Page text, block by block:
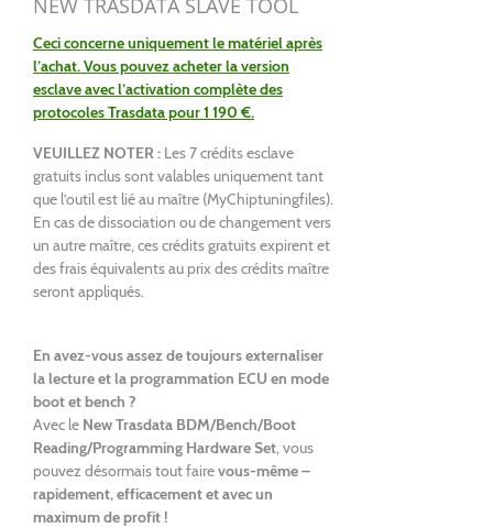
NEW TRASDATA SLAVE TOOL
Ceci concerne uniquement le matériel après
l’achat. Vous pouvez acheter la version
esclave avec l’activation complète des
protocoles Trasdata pour 1 190 €.
VEUILLEZ NOTER : Les 7 crédits esclave
gratuits inclus sont valables uniquement tant
que l’outil est lié au maître (MyChiptuningfiles).
En cas de dissociation ou de changement vers
un autre maître, ces crédits gratuits expirent et
des frais équivalents au prix des crédits maître
seront appliqués.
En avez-vous assez de toujours externaliser
la lecture et la programmation ECU en mode
boot et bench ?
Avec le New Trasdata BDM/Bench/Boot
Reading/Programming Hardware Set, vous
pouvez désormais tout fairevous-même –
rapidement, efficacement et avec un
maximum de profit !